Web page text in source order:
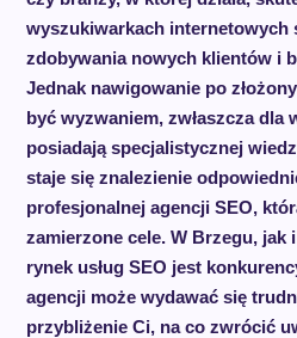
wyszukiwarkach internetowych
zdobywania nowych klientów i
Jednak nawigowanie po
być wyzwaniem, zwłaszcza dla
posiadają specjalistycznej
staje się znalezienie
profesjonalnej agencji SEO,
zamierzone cele. W Brzegu, jak
rynek usług SEO jest
agencji może wydawać się
przybliżenie Ci, na co zwrócić